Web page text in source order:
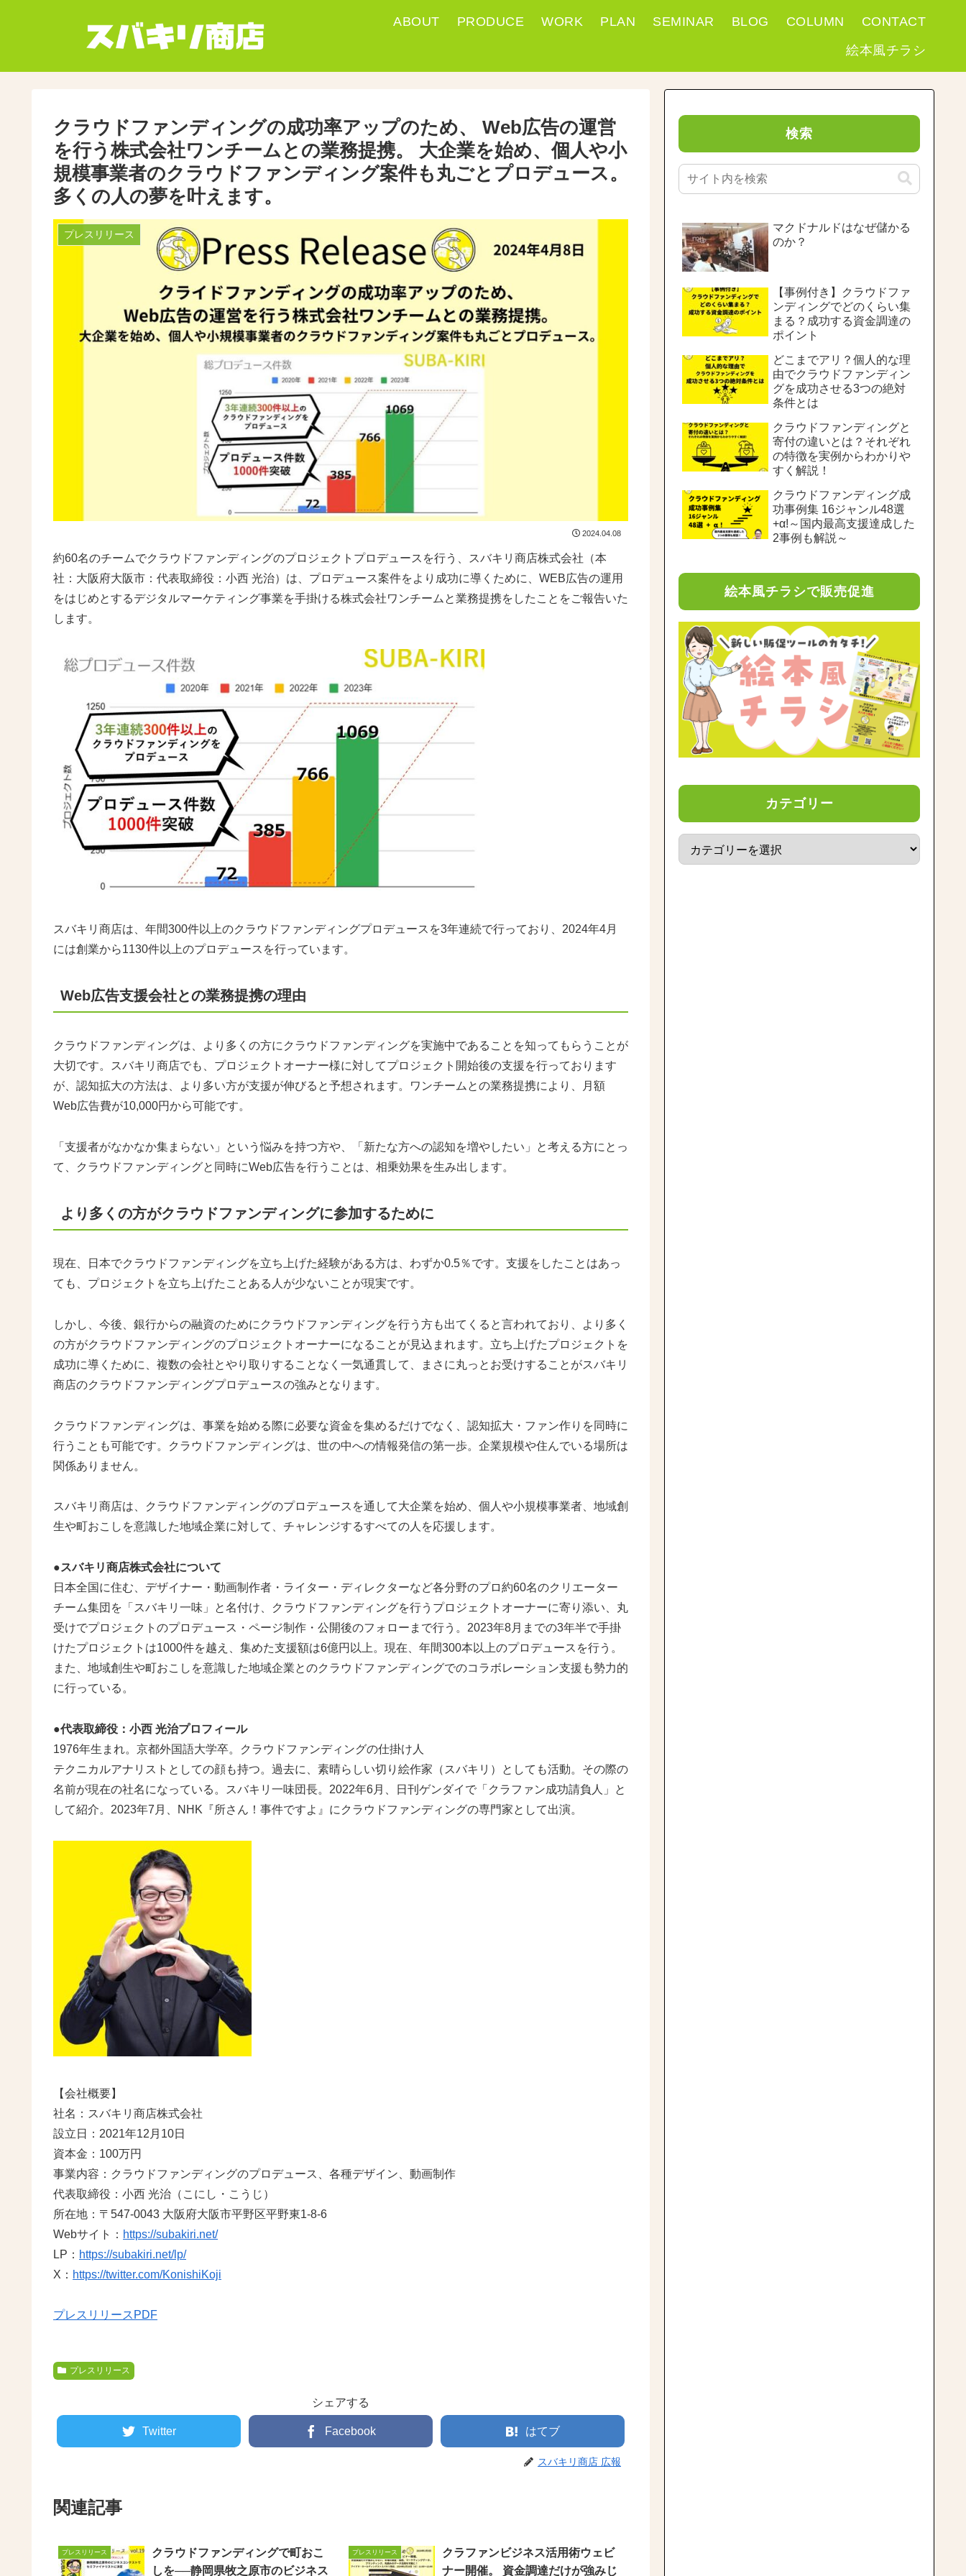
ABOUT PRODUCE WORK PLAN SEMINAR BLOG COLUMN
CONTACT
絵本風チラシ
クラウドファンディングの成功率アップのため、 Web広告の運営
を行う株式会社ワンチームとの業務提携。 大企業を始め、個人や小
規模事業者のクラウドファンディング案件も丸ごとプロデュース。
多くの人の夢を叶えます。
プレスリリース
2024.04.08
約60名のチームでクラウドファンディングのプロジェクトプロデュースを行う、スバキリ商店株式会社（本
社：大阪府大阪市：代表取締役：小西 光治）は、プロデュース案件をより成功に導くために、WEB広告の運用
をはじめとするデジタルマーケティング事業を手掛ける株式会社ワンチームと業務提携をしたことをご報告いた
します。
スバキリ商店は、年間300件以上のクラウドファンディングプロデュースを3年連続で行っており、2024年4月
には創業から1130件以上のプロデュースを行っています。
Web広告支援会社との業務提携の理由
クラウドファンディングは、より多くの方にクラウドファンディングを実施中であることを知ってもらうことが
大切です。スバキリ商店でも、プロジェクトオーナー様に対してプロジェクト開始後の支援を行っております
が、認知拡大の方法は、より多い方が支援が伸びると予想されます。ワンチームとの業務提携により、月額
Web広告費が10,000円から可能です。
「支援者がなかなか集まらない」という悩みを持つ方や、「新たな方への認知を増やしたい」と考える方にとっ
て、クラウドファンディングと同時にWeb広告を行うことは、相乗効果を生み出します。
より多くの方がクラウドファンディングに参加するために
現在、日本でクラウドファンディングを立ち上げた経験がある方は、わずか0.5％です。支援をしたことはあっ
ても、プロジェクトを立ち上げたことある人が少ないことが現実です。
しかし、今後、銀行からの融資のためにクラウドファンディングを行う方も出てくると言われており、より多く
の方がクラウドファンディングのプロジェクトオーナーになることが見込まれます。立ち上げたプロジェクトを
成功に導くために、複数の会社とやり取りすることなく一気通貫して、まさに丸っとお受けすることがスバキリ
商店のクラウドファンディングプロデュースの強みとなります。
クラウドファンディングは、事業を始める際に必要な資金を集めるだけでなく、認知拡大・ファン作りを同時に
行うことも可能です。クラウドファンディングは、世の中への情報発信の第一歩。企業規模や住んでいる場所は
関係ありません。
スバキリ商店は、クラウドファンディングのプロデュースを通して大企業を始め、個人や小規模事業者、地域創
生や町おこしを意識した地域企業に対して、チャレンジするすべての人を応援します。
●スバキリ商店株式会社について
日本全国に住む、デザイナー・動画制作者・ライター・ディレクターなど各分野のプロ約60名のクリエーター
チーム集団を「スバキリ一味」と名付け、クラウドファンディングを行うプロジェクトオーナーに寄り添い、丸
受けでプロジェクトのプロデュース・ページ制作・公開後のフォローまで行う。2023年8月までの3年半で手掛
けたプロジェクトは1000件を越え、集めた支援額は6億円以上。現在、年間300本以上のプロデュースを行う。
また、地域創生や町おこしを意識した地域企業とのクラウドファンディングでのコラボレーション支援も勢力的
に行っている。
●代表取締役：小西 光治プロフィール
1976年生まれ。京都外国語大学卒。クラウドファンディングの仕掛け人
テクニカルアナリストとしての顔も持つ。過去に、素晴らしい切り絵作家（スバキリ）としても活動。その際の
名前が現在の社名になっている。スバキリ一味団長。2022年6月、日刊ゲンダイで「クラファン成功請負人」と
して紹介。2023年7月、NHK『所さん！事件ですよ』にクラウドファンディングの専門家として出演。
【会社概要】
社名：スバキリ商店株式会社
設立日：2021年12月10日
資本金：100万円
事業内容：クラウドファンディングのプロデュース、各種デザイン、動画制作
代表取締役：小西 光治（こにし・こうじ）
所在地：〒547-0043 大阪府大阪市平野区平野東1-8-6
Webサイト： https://subakiri.net/
LP： https://subakiri.net/lp/
X： https://twitter.com/KonishiKoji
プレスリリースPDF
プレスリリース
シェアする
Twitter Facebook はてブ
スバキリ商店 広報
関連記事
プレスリリース
クラウドファンディングで町おこ
しを──静岡県牧之原市のビジネス
プレスリリース
クラファンビジネス活用術ウェビ
ナー開催。 資金調達だけが強みじ
検索
マクドナルドはなぜ儲かる
のか？
【事例付き】クラウドファ
ンディングでどのくらい集
まる？成功する資金調達の
ポイント
どこまでアリ？個人的な理
由でクラウドファンディン
グを成功させる3つの絶対
条件とは
クラウドファンディングと
寄付の違いとは？それぞれ
の特徴を実例からわかりや
すく解説！
クラウドファンディング成
功事例集 16ジャンル48選
+α!～国内最高支援達成した
2事例も解説～
絵本風チラシで販売促進
カテゴリー